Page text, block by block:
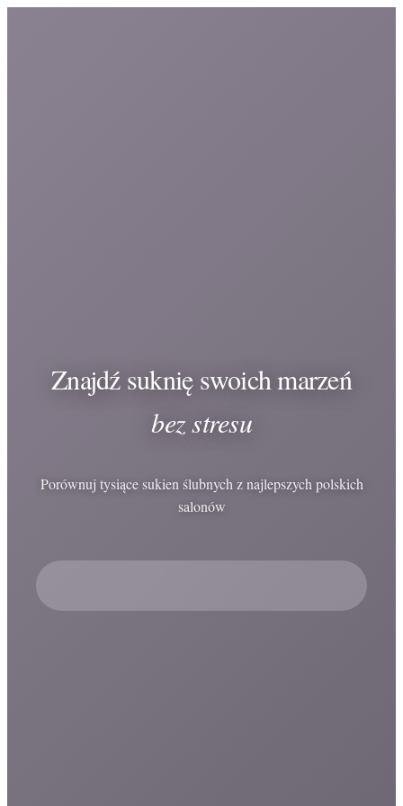
Znajdź suknię swoich marzeń
bez stresu
Porównuj tysiące sukien ślubnych z najlepszych polskich
salonów